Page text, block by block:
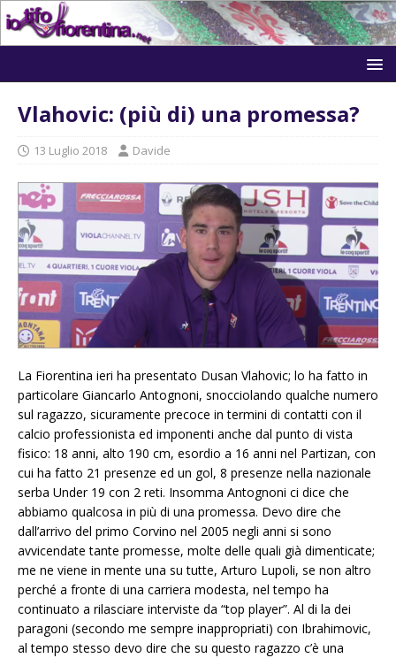
Vlahovic: (più di) una promessa?
13 Luglio 2018 Davide
La Fiorentina ieri ha presentato Dusan Vlahovic; lo ha fatto in
particolare Giancarlo Antognoni, snocciolando qualche numero
sul ragazzo, sicuramente precoce in termini di contatti con il
calcio professionista ed imponenti anche dal punto di vista
fisico: 18 anni, alto 190 cm, esordio a 16 anni nel Partizan, con
cui ha fatto 21 presenze ed un gol, 8 presenze nella nazionale
serba Under 19 con 2 reti. Insomma Antognoni ci dice che
abbiamo qualcosa in più di una promessa. Devo dire che
dall’arrivo del primo Corvino nel 2005 negli anni si sono
avvicendate tante promesse, molte delle quali già dimenticate;
me ne viene in mente una su tutte, Arturo Lupoli, se non altro
perché a fronte di una carriera modesta, nel tempo ha
continuato a rilasciare interviste da “top player”. Al di la dei
paragoni (secondo me sempre inappropriati) con Ibrahimovic,
al tempo stesso devo dire che su questo ragazzo c’è una